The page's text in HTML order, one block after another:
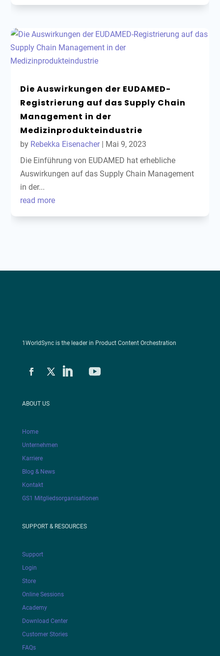
Die Auswirkungen der EUDAMED-
Registrierung auf das Supply Chain
Management in der
Medizinprodukteindustrie
by Rebekka Eisenacher| Mai 9, 2023
Die Einführung von EUDAMED hat erhebliche
Auswirkungen auf das Supply Chain Management
in der...
read more
1WorldSync is the leader in Product Content Orchestration
ABOUT US
Home
Unternehmen
Karriere
Blog & News
Kontakt
GS1 Mitgliedsorganisationen
SUPPORT & RESOURCES
Support
Login
Store
Online Sessions
Academy
Download Center
Customer Stories
FAQs